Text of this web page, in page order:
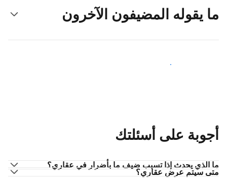
ما يقوله المضيفون الآخرون
انضم إلى مضيفين آخرين
أجوبة على أسئلتك
ما الذي يحدث إذا تسبب ضيف ما بأضرار في عقاري؟
متى سيتم عرض عقاري؟